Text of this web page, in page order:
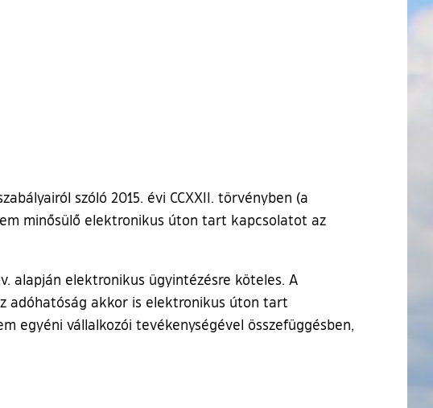
szóló 2015. évi CCXXII. törvényben (a
minősülő elektronikus úton tart kapcsolatot az
alapján elektronikus ügyintézésre köteles. A
adóhatóság akkor is elektronikus úton tart
egyéni vállalkozói tevékenységével összefüggésben,